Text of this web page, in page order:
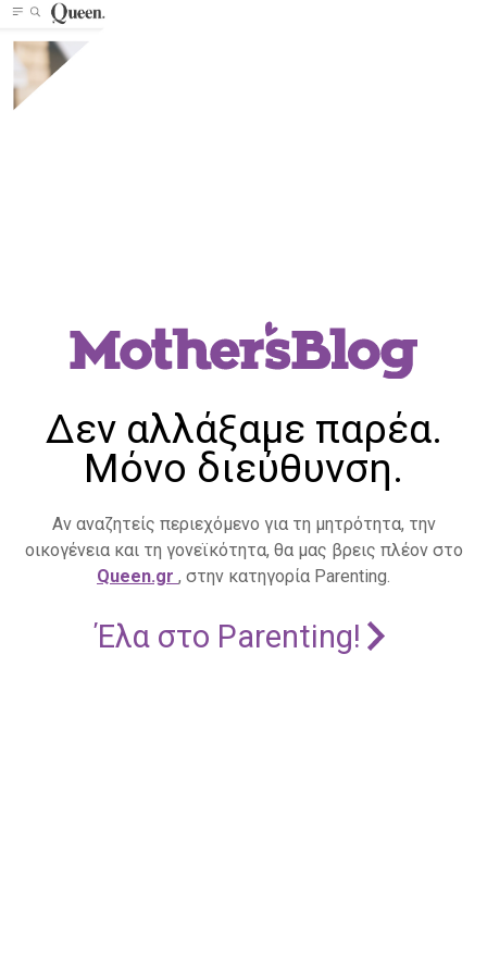
Δεν αλλάξαμε παρέα.
Μόνο διεύθυνση.
Αν αναζητείς περιεχόμενο για τη μητρότητα, την
οικογένεια και τη γονεϊκότητα, θα μας βρεις πλέον στο
Queen.gr , στην κατηγορία Parenting.
Έλα στο Parenting!